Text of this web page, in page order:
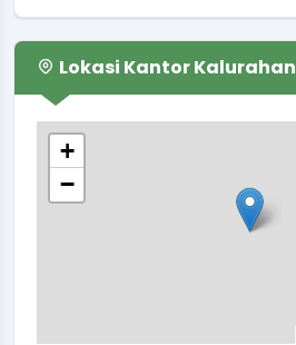
Lokasi Kantor Kalurahan
+
−